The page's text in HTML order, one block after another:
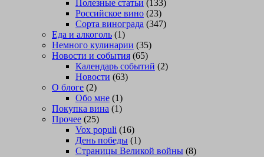
Полезные статьи (133)
Российское вино (23)
Сорта винограда (347)
Еда и алкоголь (1)
Немного кулинарии (35)
Новости и события (65)
Календарь событий (2)
Новости (63)
О блоге (2)
Обо мне (1)
Покупка вина (1)
Прочее (25)
Vox populi (16)
День победы (1)
Страницы Великой войны (8)